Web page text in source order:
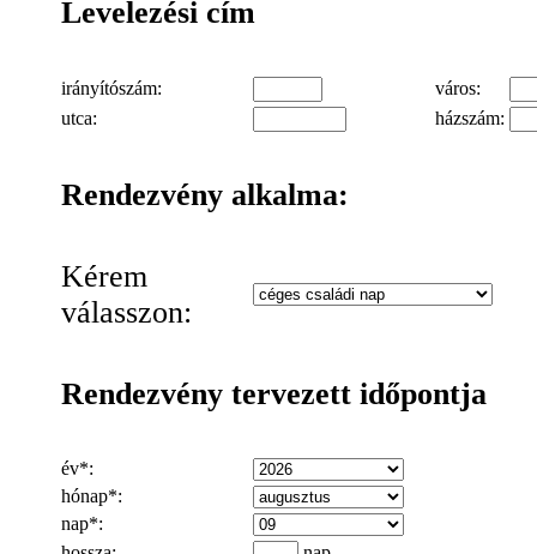
Levelezési cím
irányítószám:
város:
utca:
házszám:
Rendezvény alkalma:
Kérem
válasszon:
Rendezvény tervezett időpontja
év*:
hónap*:
nap*: